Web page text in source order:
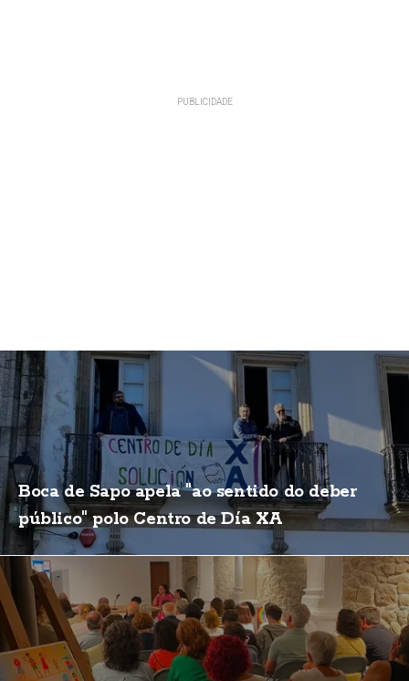
Boca de Sapo apela "ao sentido do deber
público" polo Centro de Día XA